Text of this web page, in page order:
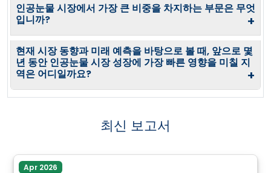
인공눈물 시장에서 가장 큰 비중을 차지하는 부문은 무엇
입니까?
+
현재 시장 동향과 미래 예측을 바탕으로 볼 때, 앞으로 몇
년 동안 인공눈물 시장 성장에 가장 빠른 영향을 미칠 지
역은 어디일까요?
+
최신 보고서
Apr 2026